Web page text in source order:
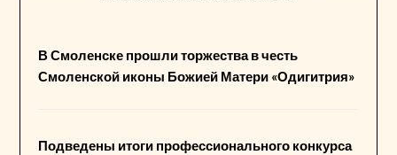
В Смоленске прошли торжества в честь
Смоленской иконы Божией Матери «Одигитрия»
Подведены итоги профессионального конкурса